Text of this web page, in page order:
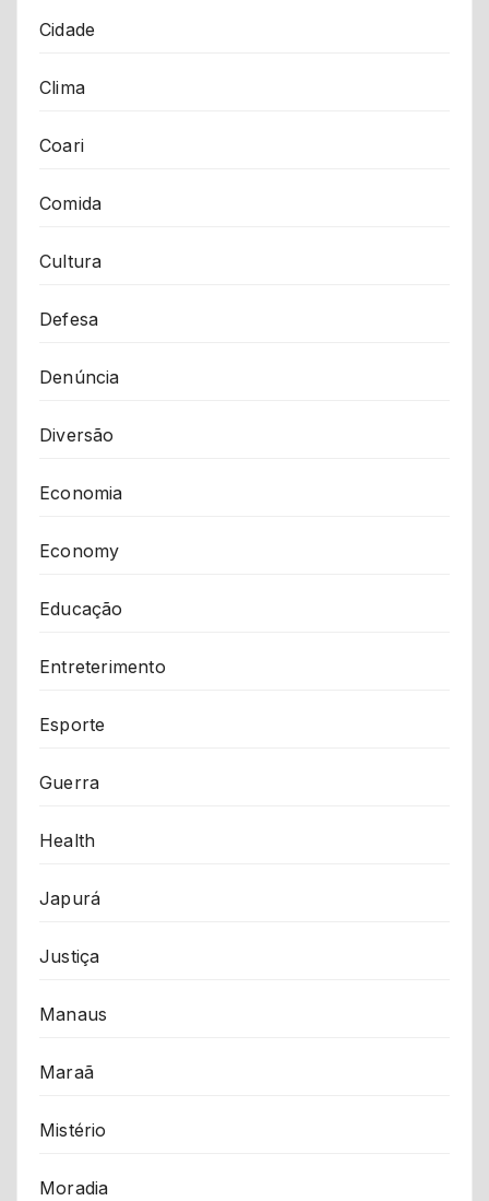
Cidade
Clima
Coari
Comida
Cultura
Defesa
Denúncia
Diversão
Economia
Economy
Educação
Entreterimento
Esporte
Guerra
Health
Japurá
Justiça
Manaus
Maraã
Mistério
Moradia